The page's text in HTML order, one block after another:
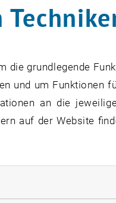
die grundlegende
und um Funktionen
an die
auf der Website